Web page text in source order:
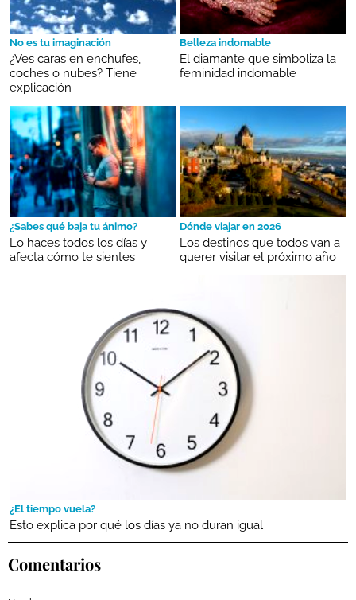
No es tu imaginación
¿Ves caras en enchufes,
coches o nubes? Tiene
explicación
Belleza indomable
El diamante que simboliza la
feminidad indomable
¿Sabes qué baja tu ánimo?
Lo haces todos los días y
afecta cómo te sientes
Dónde viajar en 2026
Los destinos que todos van a
querer visitar el próximo año
¿El tiempo vuela?
Esto explica por qué los días ya no duran igual
Comentarios